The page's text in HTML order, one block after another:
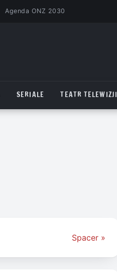
Agenda ONZ 2030
SERIALE TEATR TELEWIZJI
Spacer »